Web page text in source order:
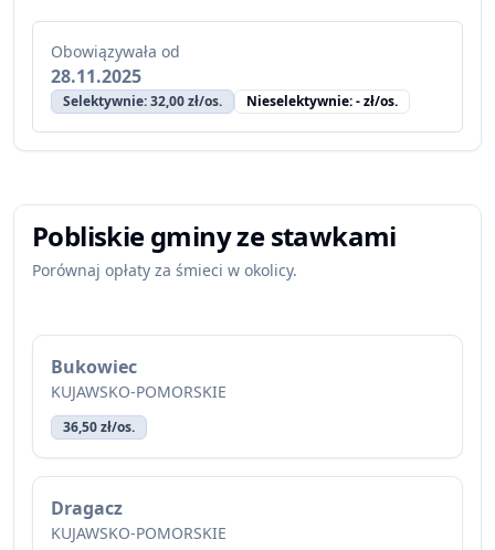
Obowiązywała od
28.11.2025
Selektywnie: 32,00 zł/os. Nieselektywnie: - zł/os.
Pobliskie gminy ze stawkami
Porównaj opłaty za śmieci w okolicy.
Bukowiec
KUJAWSKO-POMORSKIE
36,50 zł/os.
Dragacz
KUJAWSKO-POMORSKIE